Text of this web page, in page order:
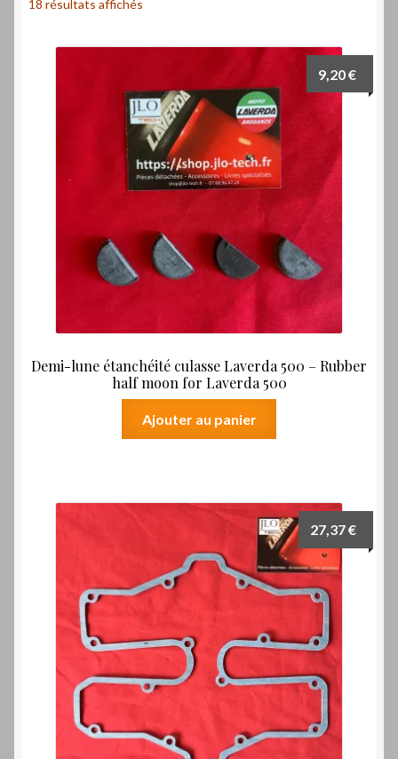
18 résultats affichés
Demi-lune étanchéité culasse Laverda 500 – Rubber
half moon for Laverda 500
9,20€
Ajouter au panier
27,37€